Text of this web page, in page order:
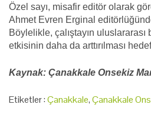
Özel sayı, misafir editör olarak
Ahmet Evren Erginal
Böylelikle, çalıştayın uluslararası
etkisinin daha da arttırılması
Kaynak: Çanakkale Onsekiz
Etiketler :Çanakkale,Çanakkale